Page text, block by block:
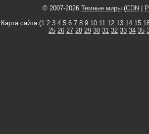
© 2007-2026 Темные миры(CDN
Карта сайта (1 2 3 4 5 6 7 8 9 10 11 12 13 14 15
25 26 27 28 29 30 31 32 33 34 35